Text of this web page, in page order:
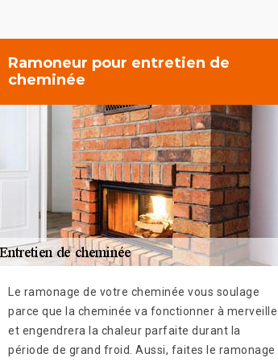
Ramoneur pour entretien de
cheminée
Le ramonage de votre cheminée vous soulage
parce que la cheminée va fonctionner à merveille
et engendrera la chaleur parfaite durant la
période de grand froid. Aussi, faites le ramonage